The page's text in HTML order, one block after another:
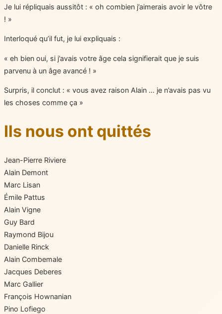
Je lui répliquais aussitôt : « oh combien j’aimerais avoir le vôtre
! »
Interloqué qu’il fut, je lui expliquais :
« eh bien oui, si j’avais votre âge cela signifierait que je suis
parvenu à un âge avancé ! »
Surpris, il conclut : « vous avez raison Alain … je n’avais pas vu
les choses comme ça »
Ils nous ont quittés
Jean-Pierre Riviere
Alain Demont
Marc Lisan
Émile Pattus
Alain Vigne
Guy Bard
Raymond Bijou
Danielle Rinck
Alain Combemale
Jacques Deberes
Marc Gallier
François Hownanian
Pino Lofiego